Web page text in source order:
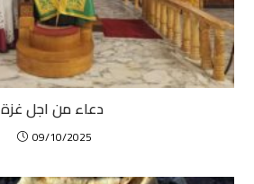
دعاء من اجل غزة
09/10/2025